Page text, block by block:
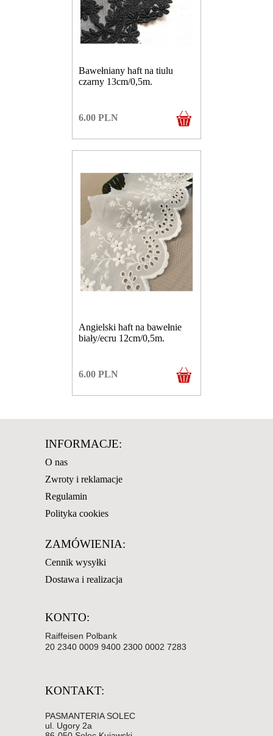
Bawełniany haft na tiulu
czarny 13cm/0,5m.
6.00 PLN
Angielski haft na bawełnie
biały/ecru 12cm/0,5m.
6.00 PLN
INFORMACJE:
O nas
Zwroty i reklamacje
Regulamin
Polityka cookies
ZAMÓWIENIA:
Cennik wysyłki
Dostawa i realizacja
KONTO:
Raiffeisen Polbank
20 2340 0009 9400 2300 0002 7283
KONTAKT:
PASMANTERIA SOLEC
ul. Ugory 2a